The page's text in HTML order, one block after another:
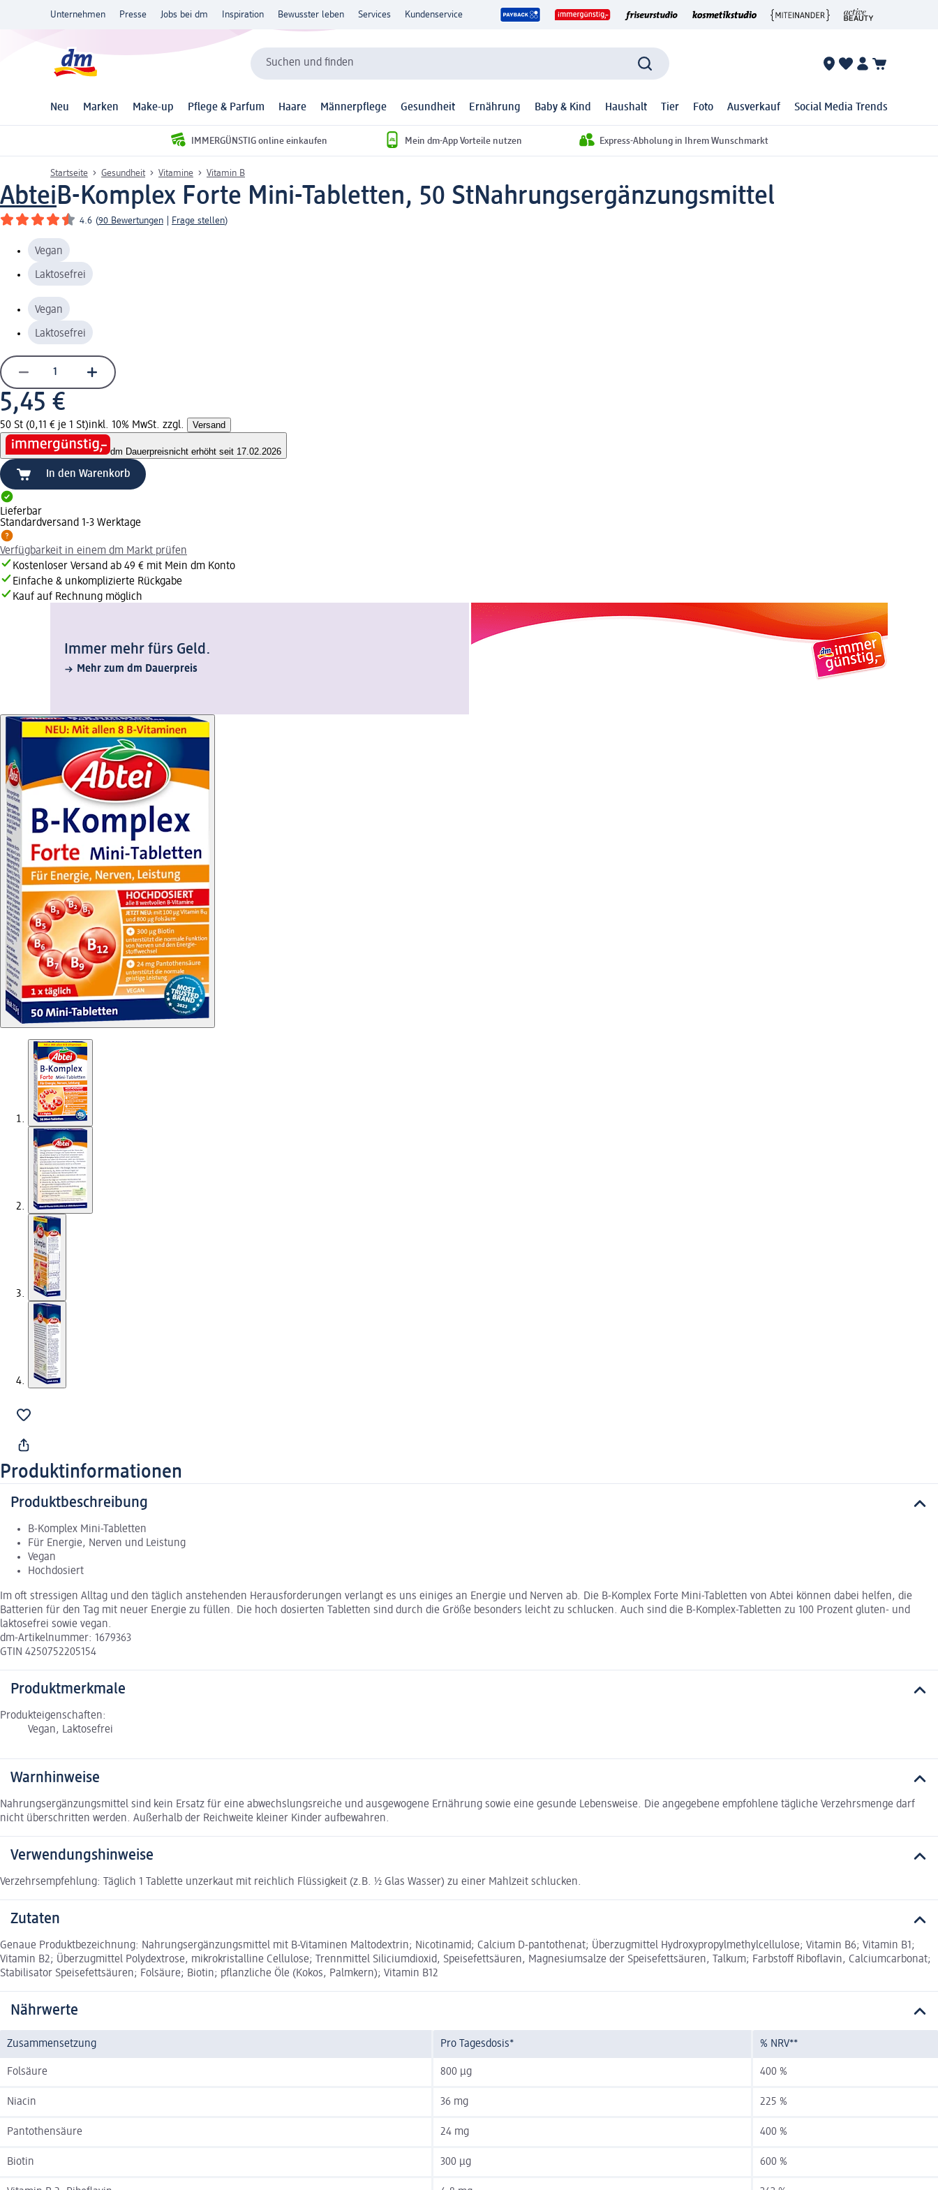
Unternehmen Presse Jobs bei dm Inspiration Bewusster leben Services Kundenservice
Suchen und finden
Neu Marken Make-up Pflege & Parfum Haare Männerpflege Gesundheit Ernährung Baby & Kind Haushalt Tier Foto Ausverkauf Social Media Trends
IMMERGÜNSTIG online einkaufen Mein dm-App Vorteile nutzen Express-Abholung in Ihrem Wunschmarkt
Startseite Gesundheit Vitamine Vitamin B
AbteiB-Komplex Forte Mini-Tabletten, 50 StNahrungsergänzungsmittel
4.6 (90 Bewertungen Frage stellen)
Vegan
Laktosefrei
Vegan
Laktosefrei
5,45 €
50 St (0,11 € je 1 St)inkl. 10% MwSt. zzgl. Versand
dm Dauerpreisnicht erhöht seit 17.02.2026
In den Warenkorb
Lieferbar
Standardversand 1-3 Werktage
Verfügbarkeit in einem dm Markt prüfen
Kostenloser Versand ab 49 € mit Mein dm Konto
Einfache & unkomplizierte Rückgabe
Kauf auf Rechnung möglich
Immer mehr fürs Geld.
Mehr zum dm Dauerpreis
Produktinformationen
Produktbeschreibung
B-Komplex Mini-Tabletten
Für Energie, Nerven und Leistung
Vegan
Hochdosiert
Im oft stressigen Alltag und den täglich anstehenden Herausforderungen verlangt es uns einiges an Energie und Nerven ab. Die B-Komplex Forte Mini-Tabletten von Abtei können dabei helfen, die
Batterien für den Tag mit neuer Energie zu füllen. Die hoch dosierten Tabletten sind durch die Größe besonders leicht zu schlucken. Auch sind die B-Komplex-Tabletten zu 100 Prozent gluten- und
laktosefrei sowie vegan.
dm-Artikelnummer: 1679363
GTIN 4250752205154
Produktmerkmale
Produkteigenschaften:
Vegan, Laktosefrei
Warnhinweise
Nahrungsergänzungsmittel sind kein Ersatz für eine abwechslungsreiche und ausgewogene Ernährung sowie eine gesunde Lebensweise. Die angegebene empfohlene tägliche Verzehrsmenge darf
nicht überschritten werden. Außerhalb der Reichweite kleiner Kinder aufbewahren.
Verwendungshinweise
Verzehrsempfehlung: Täglich 1 Tablette unzerkaut mit reichlich Flüssigkeit (z.B. ½ Glas Wasser) zu einer Mahlzeit schlucken.
Zutaten
Genaue Produktbezeichnung: Nahrungsergänzungsmittel mit B-Vitaminen Maltodextrin; Nicotinamid; Calcium D-pantothenat; Überzugmittel Hydroxypropylmethylcellulose; Vitamin B6; Vitamin B1;
Vitamin B2; Überzugmittel Polydextrose, mikrokristalline Cellulose; Trennmittel Siliciumdioxid, Speisefettsäuren, Magnesiumsalze der Speisefettsäuren, Talkum; Farbstoff Riboflavin, Calciumcarbonat;
Stabilisator Speisefettsäuren; Folsäure; Biotin; pflanzliche Öle (Kokos, Palmkern); Vitamin B12
Nährwerte
Zusammensetzung Pro Tagesdosis* % NRV**
Folsäure 800 µg 400 %
Niacin 36 mg 225 %
Pantothensäure 24 mg 400 %
Biotin 300 µg 600 %